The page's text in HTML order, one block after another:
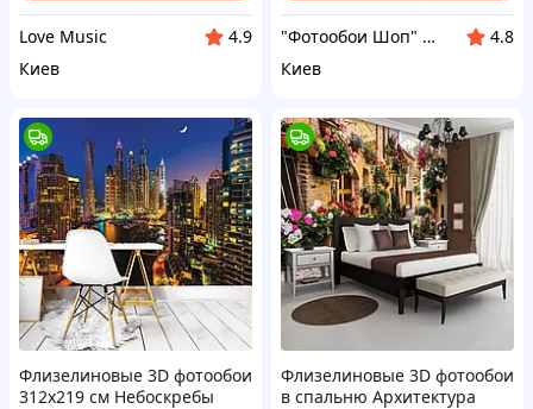
Love Music
4.9
Киев
"Фотообои Шоп" Интернет магазин
4.8
Киев
Флизелиновые 3D фотообои
312x219 см Небоскребы
Флизелиновые 3D фотообои
в спальню Архитектура